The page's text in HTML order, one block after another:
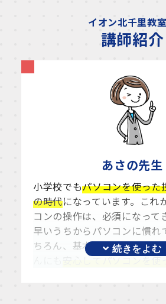
イオン北千里教
講師紹介
あさの先生
小学校でもパソコンを使った
の時代になっています。これ
コンの操作は、必須になって
早いうちからパソコンに慣れ
ちろん、基本からしっかりと
安心してパソコンを使